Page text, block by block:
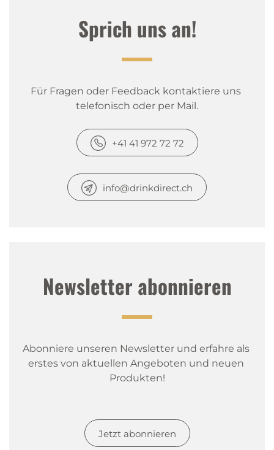
Sprich uns an!
Für Fragen oder Feedback kontaktiere uns
telefonisch oder per Mail.
+41 41 972 72 72
info@drinkdirect.ch
Newsletter abonnieren
Abonniere unseren Newsletter und erfahre als
erstes von aktuellen Angeboten und neuen
Produkten!
Jetzt abonnieren